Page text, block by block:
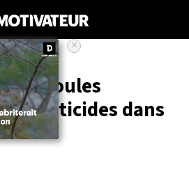
poules
pesticides dans
×